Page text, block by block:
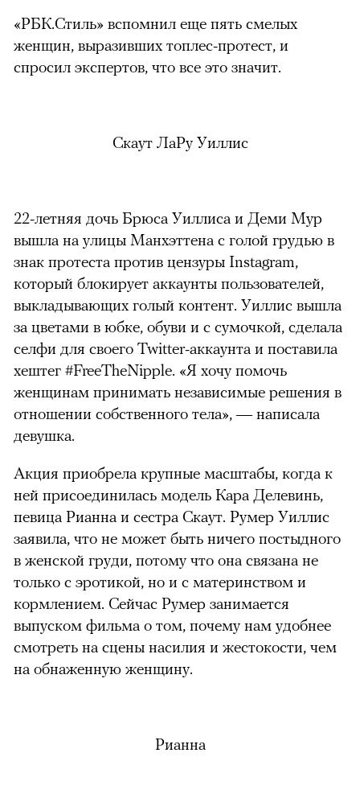
«РБК.Стиль» вспомнил еще пять смелых
женщин, выразивших топлес-протест, и
спросил экспертов, что все это значит.
Скаут ЛаРу Уиллис
22-летняя дочь Брюса Уиллиса и Деми Мур
вышла на улицы Манхэттена с голой грудью в
знак протеста против цензуры Instagram,
который блокирует аккаунты пользователей,
выкладывающих голый контент. Уиллис вышла
за цветами в юбке, обуви и с сумочкой, сделала
селфи для своего Twitter-аккаунта и поставила
хештег #FreeTheNipple. «Я хочу помочь
женщинам принимать независимые решения в
отношении собственного тела», — написала
девушка.
Акция приобрела крупные масштабы, когда к
ней присоединилась модель Кара Делевинь,
певица Рианна и сестра Скаут. Румер Уиллис
заявила, что не может быть ничего постыдного
в женской груди, потому что она связана не
только с эротикой, но и с материнством и
кормлением. Сейчас Румер занимается
выпуском фильма о том, почему нам удобнее
смотреть на сцены насилия и жестокости, чем
на обнаженную женщину.
Рианна